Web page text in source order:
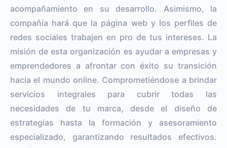
acompañamiento en su desarrollo. Asimismo, la
compañía hará que la página web y los perfiles de
redes sociales trabajen en pro de tus intereses. La
misión de esta organización es ayudar a empresas y
emprendedores a afrontar con éxito su transición
hacia el mundo online. Comprometiéndose a brindar
servicios integrales para cubrir todas las
necesidades de tu marca, desde el diseño de
estrategias hasta la formación y asesoramiento
especializado, garantizando resultados efectivos.